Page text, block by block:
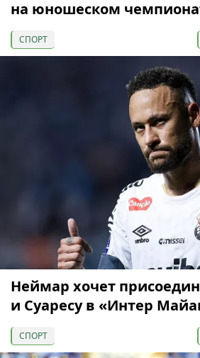
на юношеском
СПОРТ
Неймар хочет
и Суаресу в «Интер
СПОРТ